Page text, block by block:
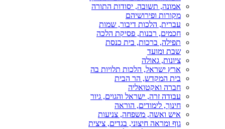
אמונה, תשובה, יסודות התורה
מקורות ופירושיהם
עברית, הלכות דיבור, שמות
חכמים, רבנות, פסיקת הלכה
תפילה, ברכות, בית כנסת
שבת ומועד
ציונות, גאולה
ארץ ישראל, הלכות תלויות בה
בית המקדש, הר הבית
חברה ואקטואליה
עבודה זרה, ישראל והגוים, גיור
חינוך, לימודים, הוראה
איש ואשה, משפחה, צניעות
גוף ומראה חיצוני, בגדים, ציצית